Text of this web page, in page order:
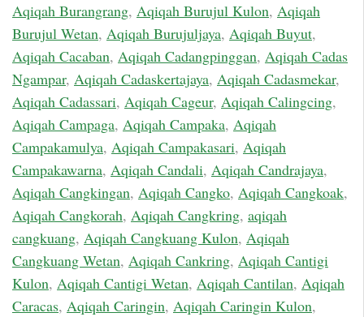
Aqiqah Burangrang, Aqiqah Burujul Kulon, Aqiqah
Burujul Wetan, Aqiqah Burujuljaya, Aqiqah Buyut,
Aqiqah Cacaban, Aqiqah Cadangpinggan, Aqiqah Cadas
Ngampar, Aqiqah Cadaskertajaya, Aqiqah Cadasmekar,
Aqiqah Cadassari, Aqiqah Cageur, Aqiqah Calingcing,
Aqiqah Campaga, Aqiqah Campaka, Aqiqah
Campakamulya, Aqiqah Campakasari, Aqiqah
Campakawarna, Aqiqah Candali, Aqiqah Candrajaya,
Aqiqah Cangkingan, Aqiqah Cangko, Aqiqah Cangkoak,
Aqiqah Cangkorah, Aqiqah Cangkring, aqiqah
cangkuang, Aqiqah Cangkuang Kulon, Aqiqah
Cangkuang Wetan, Aqiqah Cankring, Aqiqah Cantigi
Kulon, Aqiqah Cantigi Wetan, Aqiqah Cantilan, Aqiqah
Caracas, Aqiqah Caringin, Aqiqah Caringin Kulon,